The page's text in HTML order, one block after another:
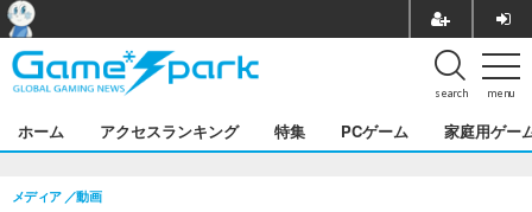
menu
search
ホーム アクセスランキング 特集 PCゲーム 家庭用ゲー
メディア 動画